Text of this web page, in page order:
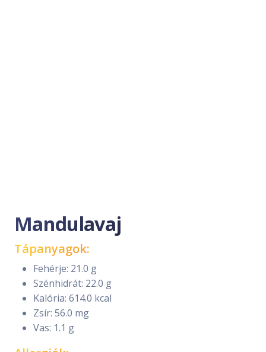
Mandulavaj
Tápanyagok:
Fehérje: 21.0 g
Szénhidrát: 22.0 g
Kalória: 614.0 kcal
Zsír: 56.0 mg
Vas: 1.1 g